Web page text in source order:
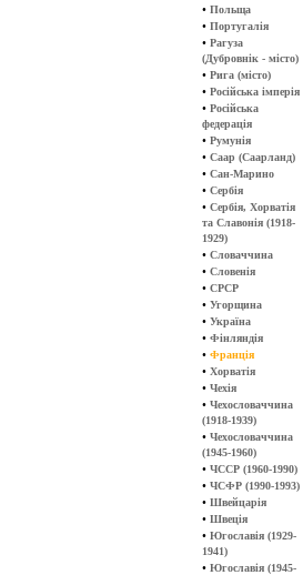
• Польща
• Португалія
• Рагуза
(Дубровнік - місто)
• Рига (місто)
• Російська імперія
• Російська
федерація
• Румунія
• Саар (Саарланд)
• Сан-Марино
• Сербія
• Сербія, Хорватія
та Славонія (1918-
1929)
• Словаччина
• Словенія
• СРСР
• Угорщина
• Україна
• Фінляндія
• Франція
• Хорватія
• Чехія
• Чехословаччина
(1918-1939)
• Чехословаччина
(1945-1960)
• ЧССР (1960-1990)
• ЧСФР (1990-1993)
• Швейцарія
• Швеція
• Югославія (1929-
1941)
• Югославія (1945-